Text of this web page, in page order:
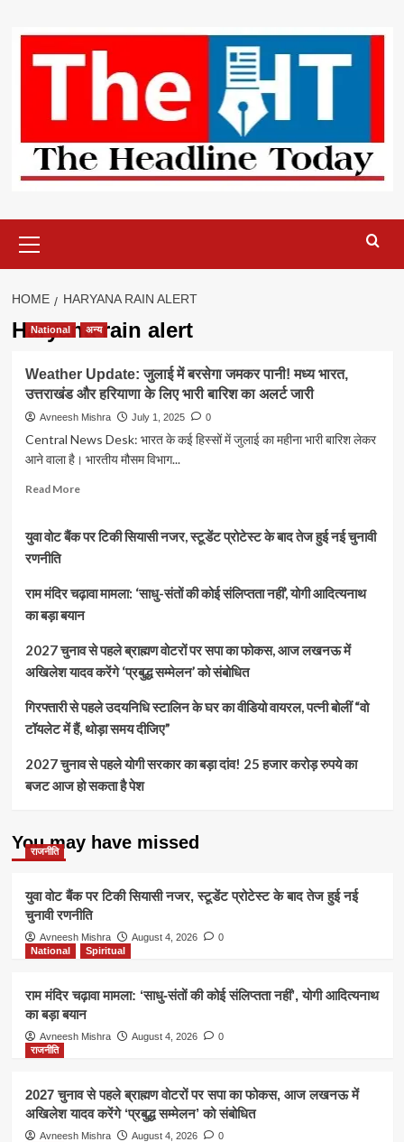
content
Menu
HOME HARYANA RAIN ALERT
Haryana rain alert
National अन्य
Weather Update: जुलाई में बरसेगा जमकर पानी! मध्य भारत,
उत्तराखंड और हरियाणा के लिए भारी बारिश का अलर्ट जारी
Avneesh Mishra July 1, 2025 0
Central News Desk: भारत के कई हिस्सों में जुलाई का महीना भारी बारिश लेकर
आने वाला है। भारतीय मौसम विभाग...
Read MoreRead
Weather
में
बरसेगा
जमकर
पानी!
मध्य
भारत,
और
हरियाणा
लिए
भारी
बारिश
जारी
युवा वोट बैंक पर टिकी सियासी नजर, स्टूडेंट प्रोटेस्ट के बाद तेज हुई नई चुनावी
रणनीति
राम मंदिर चढ़ावा मामला: ‘साधु-संतों की कोई संलिप्तता नहीं’, योगी आदित्यनाथ
का बड़ा बयान
2027 चुनाव से पहले ब्राह्मण वोटरों पर सपा का फोकस, आज लखनऊ में
अखिलेश यादव करेंगे ‘प्रबुद्ध सम्मेलन’ को संबोधित
गिरफ्तारी से पहले उदयनिधि स्टालिन के घर का वीडियो वायरल, पत्नी बोलीं “वो
टॉयलेट में हैं, थोड़ा समय दीजिए”
2027 चुनाव से पहले योगी सरकार का बड़ा दांव! 25 हजार करोड़ रुपये का
बजट आज हो सकता है पेश
You may have missed
राजनीति
युवा वोट बैंक पर टिकी सियासी नजर, स्टूडेंट प्रोटेस्ट के बाद तेज हुई नई
चुनावी रणनीति
Avneesh Mishra August 4, 2026
0
National
Spiritual
राम मंदिर चढ़ावा मामला: ‘साधु-संतों की कोई संलिप्तता नहीं’, योगी आदित्यनाथ
का बड़ा बयान
Avneesh Mishra August 4, 2026
0
राजनीति
2027 चुनाव से पहले ब्राह्मण वोटरों पर सपा का फोकस, आज लखनऊ में
अखिलेश यादव करेंगे ‘प्रबुद्ध सम्मेलन’ को संबोधित
Avneesh Mishra August 4, 2026
0